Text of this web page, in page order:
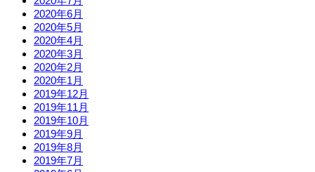
2020年6月
2020年5月
2020年4月
2020年3月
2020年2月
2020年1月
2019年12月
2019年11月
2019年10月
2019年9月
2019年8月
2019年7月